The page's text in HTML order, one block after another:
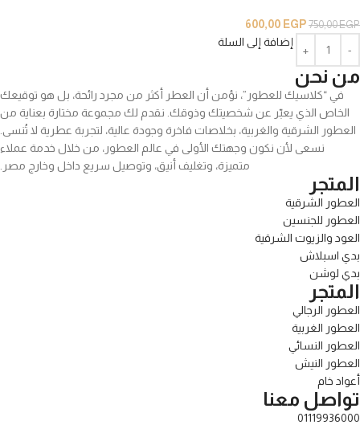
750,00EGP
600,00 EGP
إضافة إلى السلة
من نحن
في “كلاسيك للعطور”، نؤمن أن العطر أكثر من مجرد رائحة، بل هو توقيعك
الخاص الذي يعبّر عن شخصيتك وذوقك. نقدم لك مجموعة مختارة بعناية من
العطور الشرقية والغربية، بخلاصات فاخرة وجودة عالية، لتجربة عطرية لا تُنسى.
نسعى لأن نكون وجهتك الأولى في عالم العطور، من خلال خدمة عملاء
متميزة، وتغليف أنيق، وتوصيل سريع داخل وخارج مصر.
المتجر
العطور الشرقية
العطور للجنسين
العود والزيوت الشرقية
بدي اسبلاش
بدي لوشن
المتجر
العطور الرجالي
العطور الغربية
العطور النسائي
العطور النيش
أعواد خام
تواصل معنا
01119936000